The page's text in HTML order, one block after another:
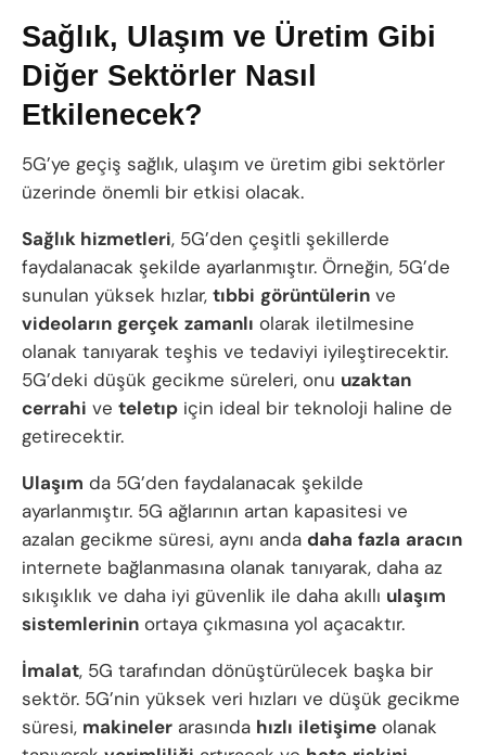
Sağlık, Ulaşım ve Üretim Gibi
Diğer Sektörler Nasıl
Etkilenecek?
5G’ye geçiş sağlık, ulaşım ve üretim gibi sektörler
üzerinde önemli bir etkisi olacak.
Sağlık hizmetleri, 5G’den çeşitli şekillerde
faydalanacak şekilde ayarlanmıştır. Örneğin, 5G’de
sunulan yüksek hızlar, tıbbi görüntülerin ve
videoların gerçek zamanlı olarak iletilmesine
olanak tanıyarak teşhis ve tedaviyi iyileştirecektir.
5G’deki düşük gecikme süreleri, onu uzaktan
cerrahi ve teletıp için ideal bir teknoloji haline de
getirecektir.
Ulaşım da 5G’den faydalanacak şekilde
ayarlanmıştır. 5G ağlarının artan kapasitesi ve
azalan gecikme süresi, aynı anda daha fazla aracın
internete bağlanmasına olanak tanıyarak, daha az
sıkışıklık ve daha iyi güvenlik ile daha akıllı ulaşım
sistemlerinin ortaya çıkmasına yol açacaktır.
İmalat, 5G tarafından dönüştürülecek başka bir
sektör. 5G’nin yüksek veri hızları ve düşük gecikme
süresi, makineler arasında hızlı iletişime olanak